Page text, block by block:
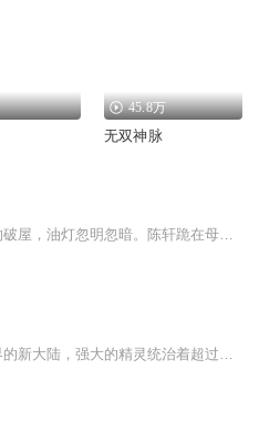
45.8万
无双神脉